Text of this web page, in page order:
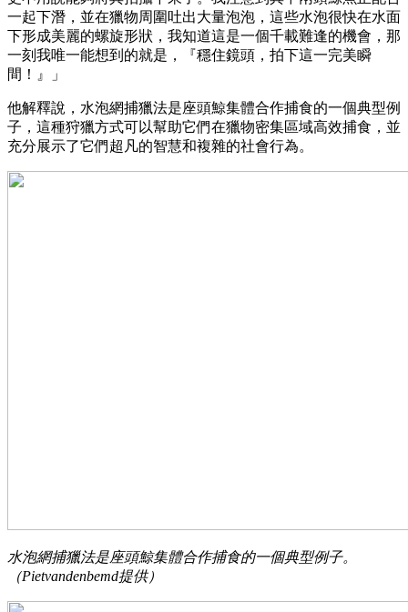
一起下潛，並在獵物周圍吐出大量泡泡，這些水泡很快在水面
下形成美麗的螺旋形狀，我知道這是一個千載難逢的機會，那
一刻我唯一能想到的就是，『穩住鏡頭，拍下這一完美瞬
間！』」
他解釋說，水泡網捕獵法是座頭鯨集體合作捕食的一個典型例
子，這種狩獵方式可以幫助它們在獵物密集區域高效捕食，並
充分展示了它們超凡的智慧和複雜的社會行為。
水泡網捕獵法是座頭鯨集體合作捕食的一個典型例子。
（Pietvandenbemd提供）